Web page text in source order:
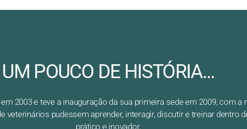
UM POUCO DE HISTÓRIA...
2003 e teve a inauguração da sua primeira sede em 2009, com a
veterinários pudessem aprender, interagir, discutir e treinar dentro
prático e inovador.